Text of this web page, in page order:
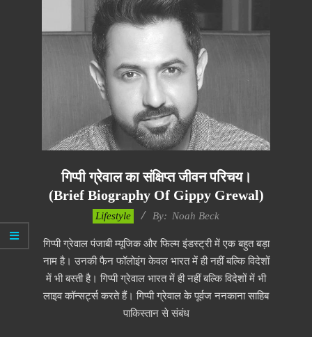
गिप्पी ग्रेवाल का संक्षिप्त जीवन परिचय।
(Brief Biography Of Gippy Grewal)
01
Lifestyle By: Noah Beck
गिप्पी ग्रेवाल पंजाबी म्यूजिक और फिल्म इंडस्ट्री में एक बहुत बड़ा
नाम है। उनकी फैन फॉलोइंग केवल भारत में ही नहीं बल्कि विदेशों
में भी बस्ती है। गिप्पी ग्रेवाल भारत में ही नहीं बल्कि विदेशों में भी
लाइव कॉन्सर्ट्स करते हैं। गिप्पी ग्रेवाल के पूर्वज ननकाना साहिब
पाकिस्तान से संबंध